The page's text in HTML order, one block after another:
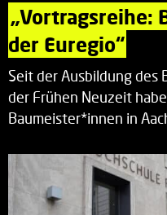
„Vortragsreihe:
der Euregio“
Seit der Ausbildung des
der Frühen Neuzeit
Baumeister*innen in